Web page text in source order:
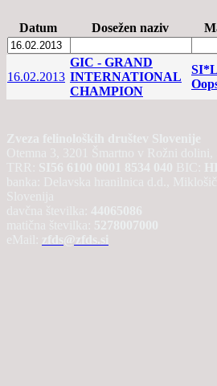
Datum Dosežen naziv
16.02.2013
GIC - GRAND
INTERNATIONAL
CHAMPION